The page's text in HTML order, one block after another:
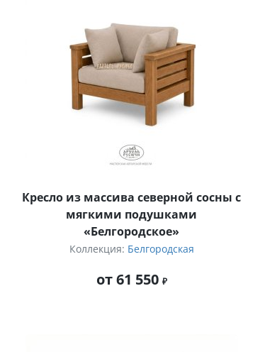
Кресло из массива северной сосны с
мягкими подушками
«Белгородское»
Коллекция: Белгородская
от 61 550